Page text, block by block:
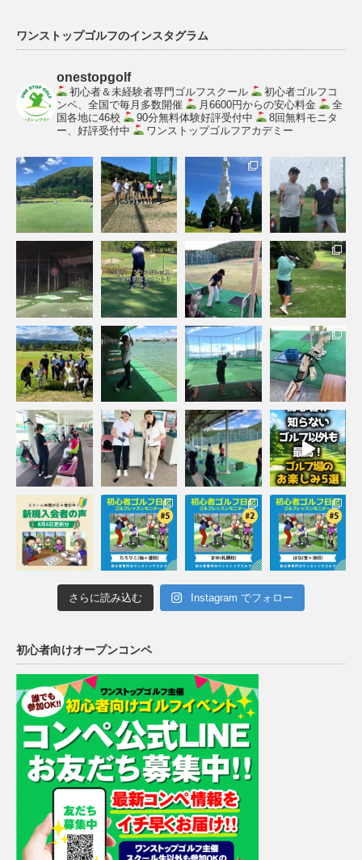
ワンストップゴルフのインスタグラム
onestopgolf
初心者＆未経験者専門ゴルフスクール
初心者ゴルフコ
ンペ、全国で毎月多数開催
月6600円からの安心料金
全
国各地に46校
90分無料体験好評受付中
8回無料モニタ
ー、好評受付中
ワンストップゴルフアカデミー
さらに読み込む Instagram でフォロー
初心者向けオープンコンペ